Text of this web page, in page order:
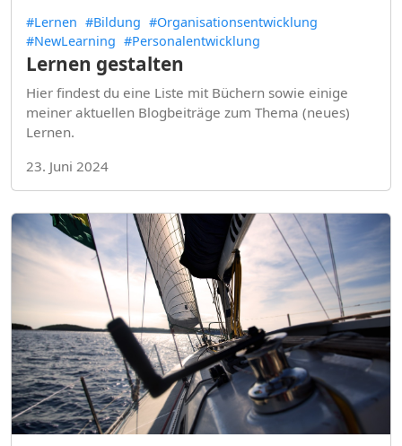
#Lernen #Bildung #Organisationsentwicklung
#NewLearning #Personalentwicklung
Lernen gestalten
Hier findest du eine Liste mit Büchern sowie einige
meiner aktuellen Blogbeiträge zum Thema (neues)
Lernen.
23. Juni 2024